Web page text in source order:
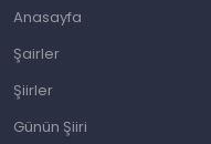
Anasayfa
Şairler
Şiirler
Günün Şiiri